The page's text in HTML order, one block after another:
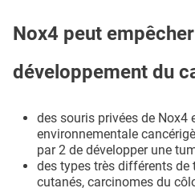
Nox4 peut
développement du
des souris privées de Nox4
environnementale
par 2 de développer une
des types très différents de
cutanés, carcinomes du